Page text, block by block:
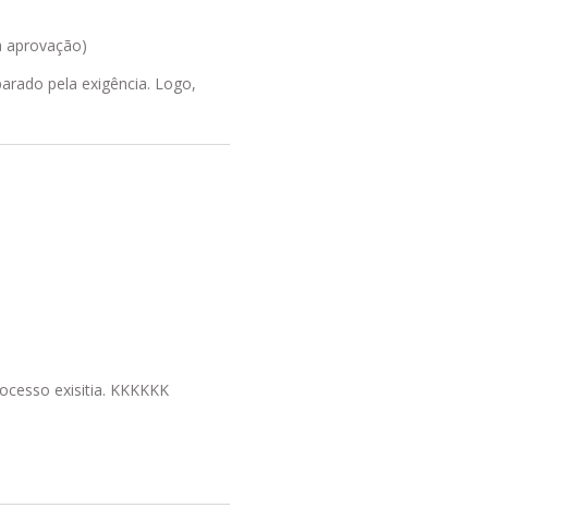
aprovação)
pela exigência. Logo,
exisitia. KKKKKK